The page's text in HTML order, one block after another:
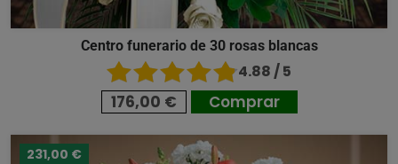
Centro funerario de 30 rosas blancas
4.88 / 5
176,00 € Comprar
231,00 €